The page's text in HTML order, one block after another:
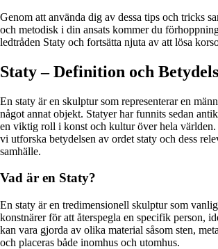
Genom att använda dig av dessa tips och tricks
och metodisk i din ansats kommer du
ledtråden Staty och fortsätta njuta av att lösa
Staty – Definition och
En staty är en skulptur som representerar en
något annat objekt. Statyer har funnits sedan
en viktig roll i konst och kultur över hela världen.
vi utforska betydelsen av ordet staty och dess
samhälle.
Vad är en Staty?
En staty är en tredimensionell skulptur som
konstnärer för att återspegla en specifik person,
kan vara gjorda av olika material såsom sten,
och placeras både inomhus och utomhus.